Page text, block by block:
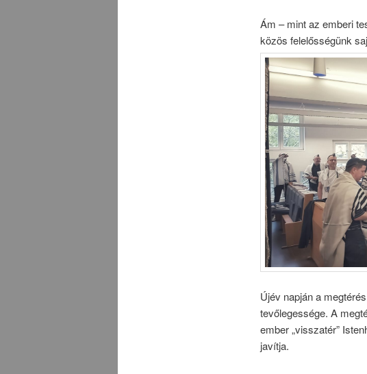
Ám – mint az emberi
közös felelősségünk
Újév napján a
tevőlegessége. A
ember „visszatér”
javítja.